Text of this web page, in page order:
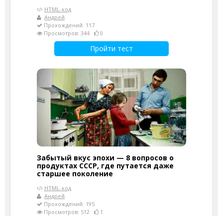
HTML-код
Андрей
Прохождений: 117
Просмотров: 344
0
Пройти тест
Забытый вкус эпохи — 8 вопросов о
продуктах СССР, где путается даже
старшее поколение
HTML-код
Андрей
Прохождений: 195
Просмотров: 512
1